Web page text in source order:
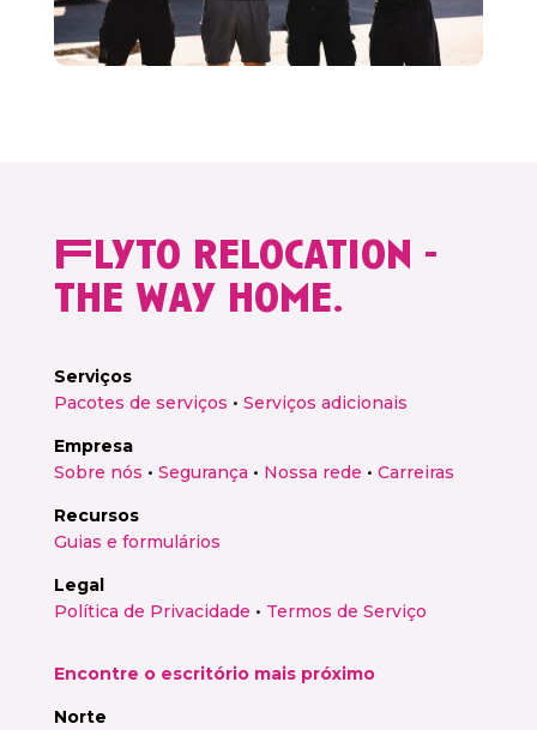
Flyto relocation -
the way home.
Serviços
Pacotes de serviços • Serviços adicionais
Empresa
Sobre nós • Segurança • Nossa rede • Carreiras
Recursos
Guias e formulários
Legal
Política de Privacidade • Termos de Serviço
Encontre o escritório mais próximo
Norte